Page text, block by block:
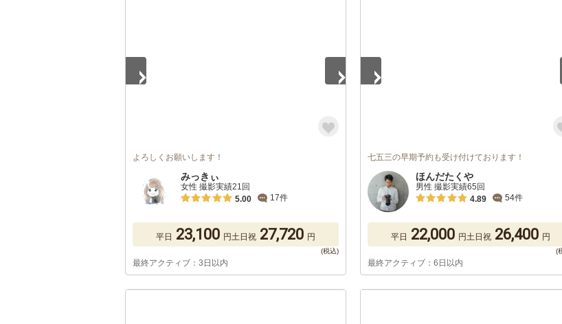
よろしくお願いします！
みっきぃ
女性 撮影実績21回
5.00
17件
平日 23,100 円土日祝 27,720 円
最終アクティブ：3日以内
七五三の早期予約も受け付けております！
ほんだたくや
男性 撮影実績65回
4.89
54件
平日 22,000 円土日祝 26,400 円
最終アクティブ：6日以内